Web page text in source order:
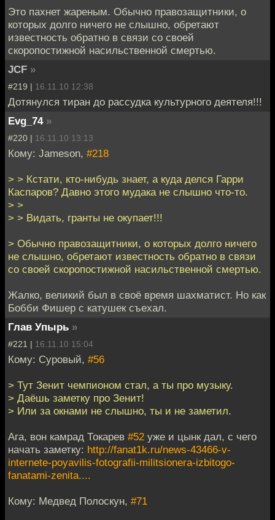
Это пахнет жареным. Обычно правозащитники, о
которых долго ничего не слышно, обретают
известность обратно в связи со своей
скоропостижной насильственной смертью.
JCF »
#219 | 16.11.10 12:38
Дотянулся тиран до рассудка культурного деятеля!!!
Evg_74 »
#220 | 16.11.10 13:13
Кому: Jameson, #218
> > Кстати, кто-нибудь знает, а куда делся Гарри
Каспаров? Давно этого мудака не слышно что-то.
> >
> > Видать, гранты не окупает!!!
> Обычно правозащитники, о которых долго ничего
не слышно, обретают известность обратно в связи
со своей скоропостижной насильственной смертью.
Жалко, великий был в своё время шахматист. Но как
Бобби Фишер с катушек съехал.
Глав Упырь »
#221 | 16.11.10 15:04
Кому: Суровый, #56
> Тут Зенит чемпионом стал, а ты про музыку.
> Даёшь заметку про Зенит!
> Или за окнами не слышно, ты и не заметил.
Ага, вон камрад Токарев #52 уже и цынк дал, с чего
начать заметку: http://fanat1k.ru/news-43466-v-
internete-poyavilis-fotografii-militsionera-izbitogo-
fanatami-zenita....
Кому: Медвед Полоскун, #71